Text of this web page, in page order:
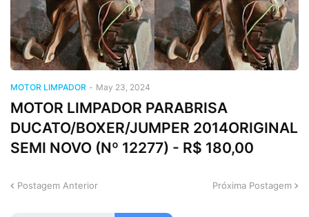
MOTOR LIMPADOR - May 23, 2024
MOTOR LIMPADOR PARABRISA
DUCATO/BOXER/JUMPER 2014ORIGINAL
SEMI NOVO (Nº 12277) - R$ 180,00
Postagem Anterior Próxima Postagem